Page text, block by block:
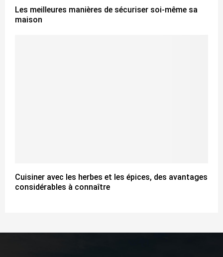
Les meilleures manières de sécuriser soi-même sa
maison
Cuisiner avec les herbes et les épices, des avantages
considérables à connaître